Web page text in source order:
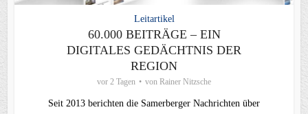
Leitartikel
60.000 BEITRÄGE – EIN
DIGITALES GEDÄCHTNIS DER
REGION
vor 2 Tagen von Rainer Nitzsche
Seit 2013 berichten die Samerberger Nachrichten über